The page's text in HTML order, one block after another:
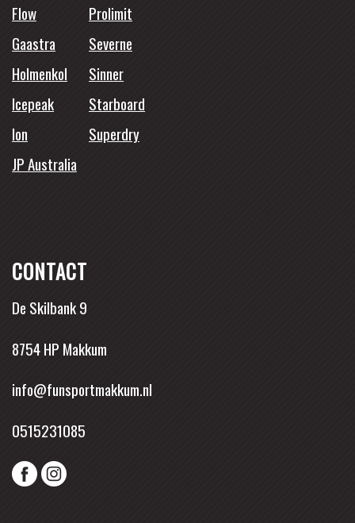
Flow
Prolimit
Gaastra
Severne
Holmenkol
Sinner
Icepeak
Starboard
Ion
Superdry
JP Australia
CONTACT
De Skilbank 9
8754 HP Makkum
info@funsportmakkum.nl
0515231085